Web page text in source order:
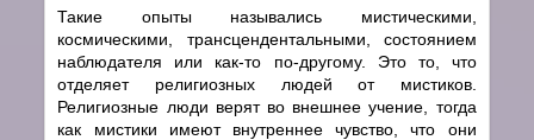
Такие опыты назывались мистическими,
космическими, трансцендентальными, состоянием
наблюдателя или как-то по-другому. Это то, что
отделяет религиозных людей от мистиков.
Религиозные люди верят во внешнее учение, тогда
как мистики имеют внутреннее чувство, что они